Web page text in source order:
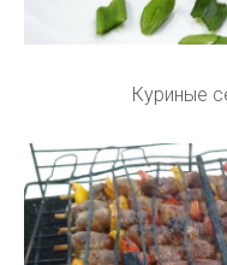
Куриные